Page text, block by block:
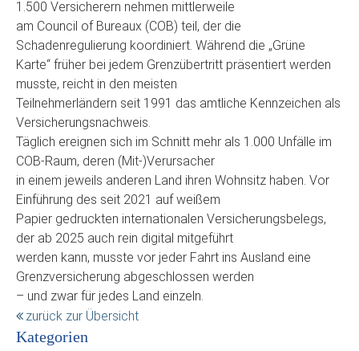
1.500 Versicherern nehmen mittlerweile
am Council of Bureaux (COB) teil, der die
Schadenregulierung koordiniert. Während die „Grüne
Karte“ früher bei jedem Grenzübertritt präsentiert werden
musste, reicht in den meisten
Teilnehmerländern seit 1991 das amtliche Kennzeichen als
Versicherungsnachweis.
Täglich ereignen sich im Schnitt mehr als 1.000 Unfälle im
COB-Raum, deren (Mit-)Verursacher
in einem jeweils anderen Land ihren Wohnsitz haben. Vor
Einführung des seit 2021 auf weißem
Papier gedruckten internationalen Versicherungsbelegs,
der ab 2025 auch rein digital mitgeführt
werden kann, musste vor jeder Fahrt ins Ausland eine
Grenzversicherung abgeschlossen werden
– und zwar für jedes Land einzeln.
zurück zur Übersicht
Kategorien